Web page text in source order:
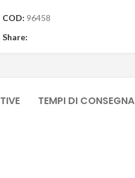
COD: 96458
Share:
TEMPI DI CONSEGNA